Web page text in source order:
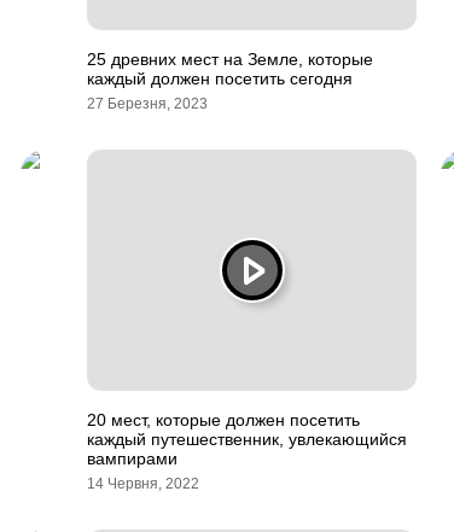
25 древних мест на Земле, которые
каждый должен посетить сегодня
27 Березня, 2023
20 мест, которые должен посетить
каждый путешественник, увлекающийся
вампирами
14 Червня, 2022